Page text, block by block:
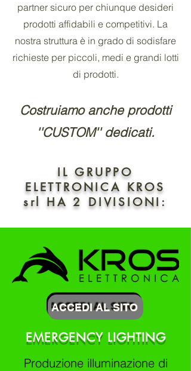
partner sicuro per chiunque desideri
prodotti affidabili e competitivi. La
nostra struttura è in grado di sodisfare
richieste per piccoli, medi e grandi lotti
di prodotti.
Costruiamo anche prodotti
''CUSTOM'' dedicati.
IL GRUPPO
ELETTRONICA KROS
srl HA 2 DIVISIONI:
ACCEDI AL SITO
EMERGENCY LIGHTING
Produzione illuminazione di